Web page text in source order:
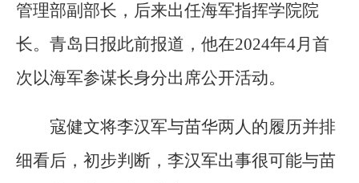
管理部副部长，后来出任海军指挥学院院
长。青岛日报此前报道，他在2024年4月首
次以海军参谋长身分出席公开活动。
寇健文将李汉军与苗华两人的履历并排
细看后，初步判断，李汉军出事很可能与苗